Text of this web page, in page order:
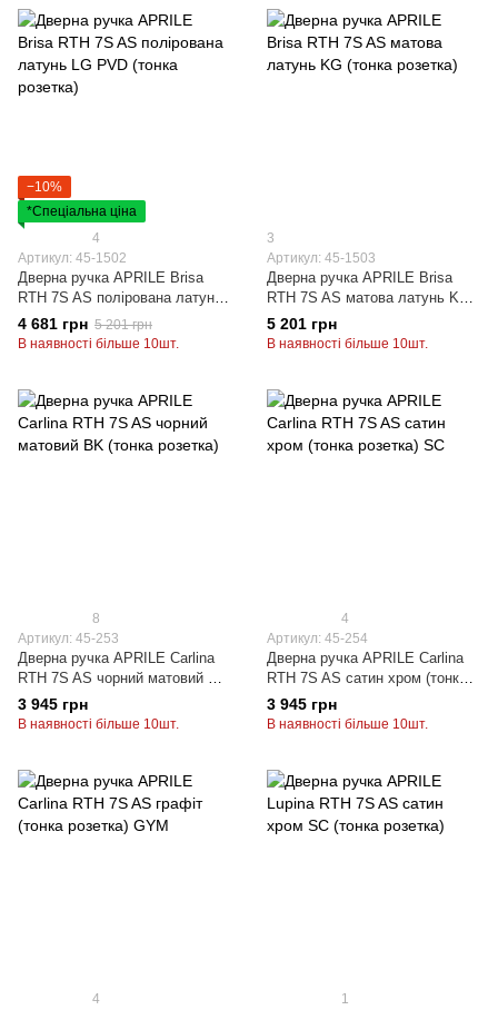
−10%
*Спеціальна ціна
4
Артикул: 45-1502
Дверна ручка APRILE Brisa
RTH 7S AS полірована латунь
LG PVD (тонка розетка)
4 681 грн 5 201 грн
В наявності більше 10шт.
3
Артикул: 45-1503
Дверна ручка APRILE Brisa
RTH 7S AS матова латунь KG
(тонка розетка)
5 201 грн
В наявності більше 10шт.
8
Артикул: 45-253
Дверна ручка APRILE Carlina
RTH 7S AS чорний матовий BK
(тонка розетка)
3 945 грн
В наявності більше 10шт.
4
Артикул: 45-254
Дверна ручка APRILE Carlina
RTH 7S AS сатин хром (тонка
розетка) SC
3 945 грн
В наявності більше 10шт.
4
1